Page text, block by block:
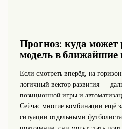
Прогноз: куда может
модель в ближайшие
Если смотреть вперёд, на
логичный вектор развития —
позиционной игры и
Сейчас многие комбинации ещё
ситуации отдельными